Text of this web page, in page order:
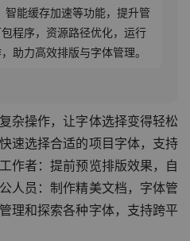
能缓存加速等功能，提升管
程序，资源路径优化，运行
助力高效排版与字体管理。
杂操作，让字体选择变得轻松
速选择合适的项目字体，支持
作者：提前预览排版效果，自
人员：制作精美文档，字体管
理和探索各种字体，支持跨平